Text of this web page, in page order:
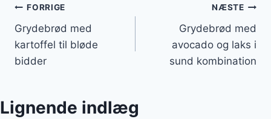
Indlægsnavigation
FORRIGE
Grydebrød med
kartoffel til bløde
bidder
NÆSTE
Grydebrød med
avocado og laks i
sund kombination
Lignende indlæg